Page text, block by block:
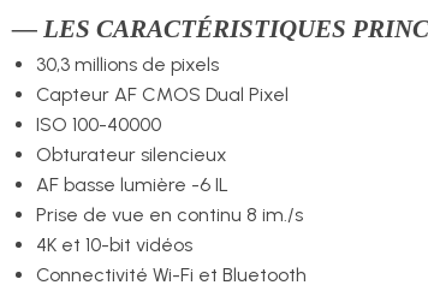
— LES CARACTÉRISTIQUES
30,3 millions de pixels
Capteur AF CMOS Dual Pixel
ISO 100-40000
Obturateur silencieux
AF basse lumière -6 IL
Prise de vue en continu 8 im./s
4K et 10-bit vidéos
Connectivité Wi-Fi et Bluetooth